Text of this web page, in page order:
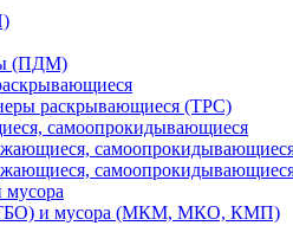
(ПДМ)
раскрывающиеся (ТРС)
самоопрокидывающиеся
и мусора (МКМ, МКО, КМП)